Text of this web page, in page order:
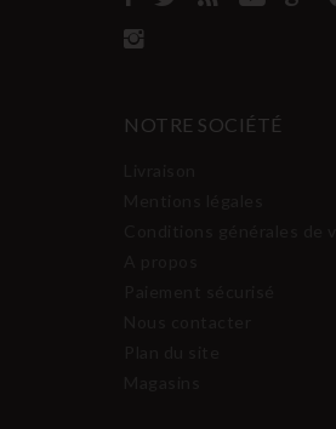
NOTRE SOCIÉTÉ